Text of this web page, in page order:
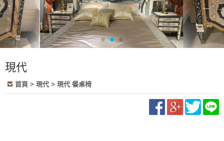
現代
首頁 > 現代 > 現代 餐桌椅